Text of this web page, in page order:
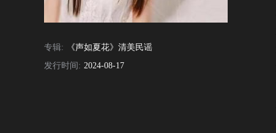
专辑:
《声如夏花》清美民谣
发行时间: 2024-08-17